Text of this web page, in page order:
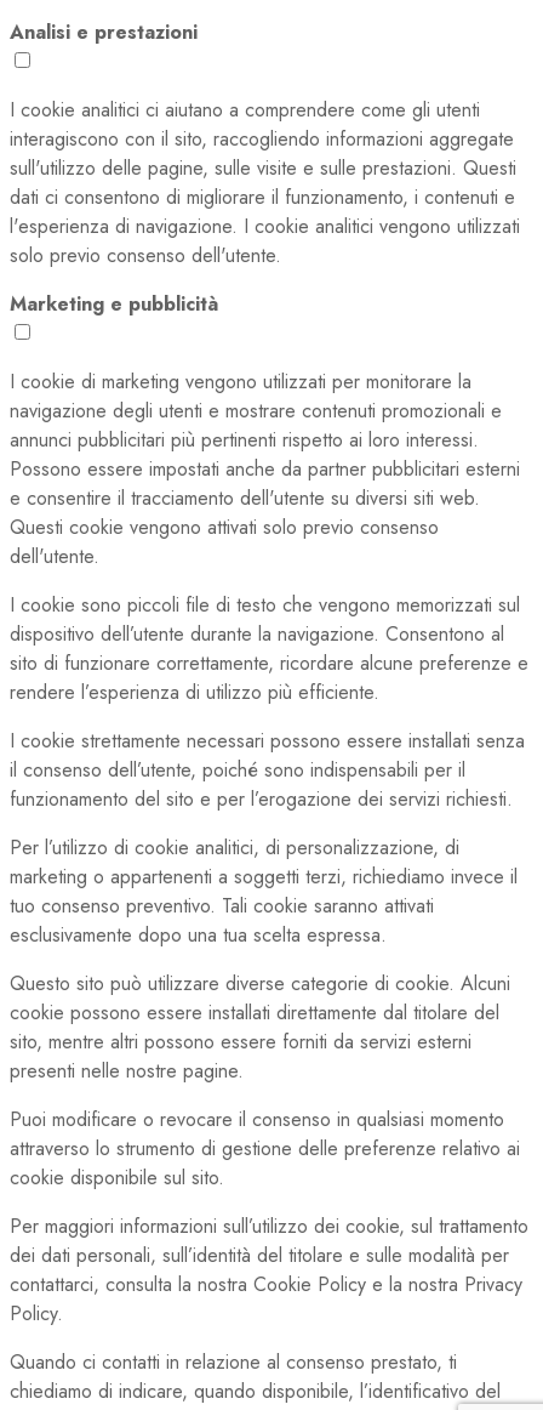
Analisi e prestazioni
I cookie analitici ci aiutano a comprendere come gli utenti
interagiscono con il sito, raccogliendo informazioni aggregate
sull'utilizzo delle pagine, sulle visite e sulle prestazioni. Questi
dati ci consentono di migliorare il funzionamento, i contenuti e
l'esperienza di navigazione. I cookie analitici vengono utilizzati
solo previo consenso dell'utente.
Marketing e pubblicità
I cookie di marketing vengono utilizzati per monitorare la
navigazione degli utenti e mostrare contenuti promozionali e
annunci pubblicitari più pertinenti rispetto ai loro interessi.
Possono essere impostati anche da partner pubblicitari esterni
e consentire il tracciamento dell'utente su diversi siti web.
Questi cookie vengono attivati solo previo consenso
dell'utente.
I cookie sono piccoli file di testo che vengono memorizzati sul
dispositivo dell’utente durante la navigazione. Consentono al
sito di funzionare correttamente, ricordare alcune preferenze e
rendere l’esperienza di utilizzo più efficiente.
I cookie strettamente necessari possono essere installati senza
il consenso dell’utente, poiché sono indispensabili per il
funzionamento del sito e per l’erogazione dei servizi richiesti.
Per l’utilizzo di cookie analitici, di personalizzazione, di
marketing o appartenenti a soggetti terzi, richiediamo invece il
tuo consenso preventivo. Tali cookie saranno attivati
esclusivamente dopo una tua scelta espressa.
Questo sito può utilizzare diverse categorie di cookie. Alcuni
cookie possono essere installati direttamente dal titolare del
sito, mentre altri possono essere forniti da servizi esterni
presenti nelle nostre pagine.
Puoi modificare o revocare il consenso in qualsiasi momento
attraverso lo strumento di gestione delle preferenze relativo ai
cookie disponibile sul sito.
Per maggiori informazioni sull’utilizzo dei cookie, sul trattamento
dei dati personali, sull’identità del titolare e sulle modalità per
contattarci, consulta la nostra Cookie Policy e la nostra Privacy
Policy.
Quando ci contatti in relazione al consenso prestato, ti
chiediamo di indicare, quando disponibile, l’identificativo del